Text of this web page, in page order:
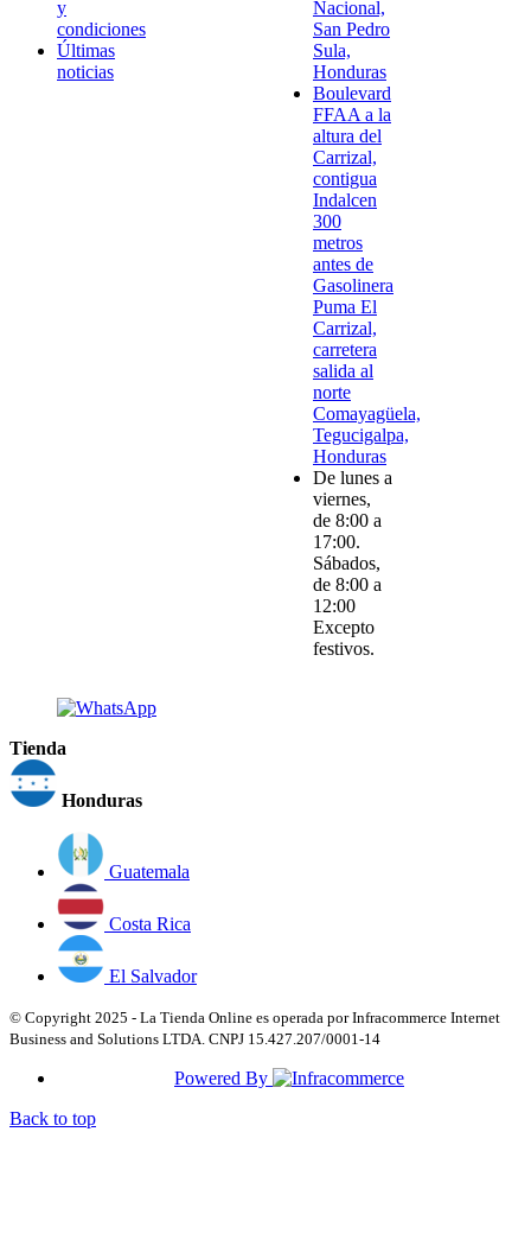
y
condiciones
Últimas
noticias
Nacional,
San Pedro
Sula,
Honduras
Boulevard
FFAA a la
altura del
Carrizal,
contigua
Indalcen
300
metros
antes de
Gasolinera
Puma El
Carrizal,
carretera
salida al
norte
Comayagüela,
Tegucigalpa,
Honduras
De lunes a
viernes,
de 8:00 a
17:00.
Sábados,
de 8:00 a
12:00
Excepto
festivos.
Tienda
Honduras
Guatemala
Costa Rica
El Salvador
© Copyright 2025 - La Tienda Online es operada por Infracommerce Internet
Business and Solutions LTDA. CNPJ 15.427.207/0001-14
Powered By
Back to top